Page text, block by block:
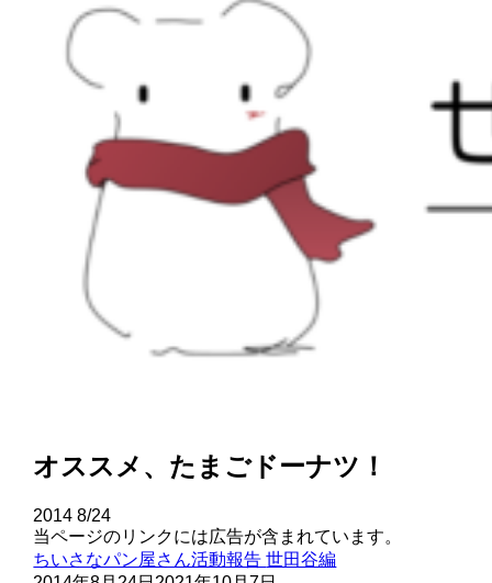
オススメ、たまごドーナツ！
2014 8/24
当ページのリンクには広告が含まれています。
ちいさなパン屋さん活動報告世田谷編